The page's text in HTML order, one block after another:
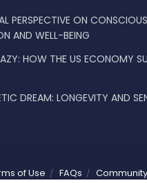
PERSPECTIVE ON
AND WELL-BEING
HOW THE US ECONOMY
DREAM: LONGEVITY AND
of Use FAQs